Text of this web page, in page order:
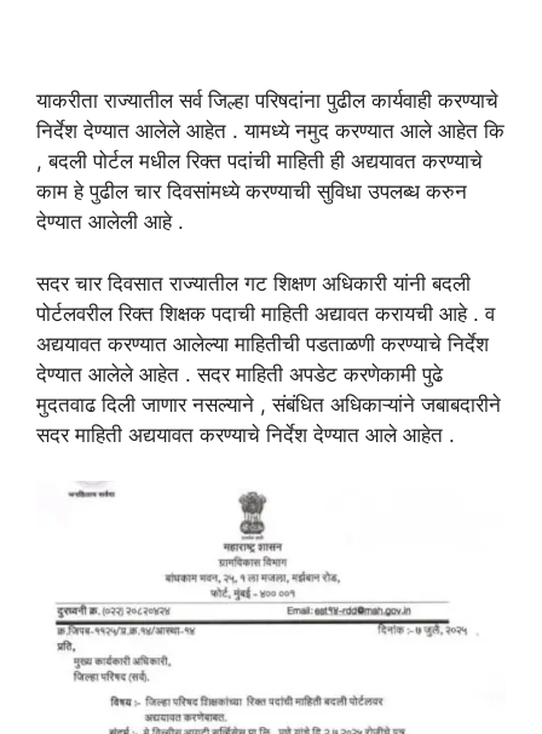
याकरीता राज्यातील सर्व जिल्हा परिषदांना पुढील कार्यवाही करण्याचे
निर्देश देण्यात आलेले आहेत . यामध्ये नमुद करण्यात आले आहेत कि
, बदली पोर्टल मधील रिक्त पदांची माहिती ही अद्ययावत करण्याचे
काम हे पुढील चार दिवसांमध्ये करण्याची सुविधा उपलब्ध करुन
देण्यात आलेली आहे .
सदर चार दिवसात राज्यातील गट शिक्षण अधिकारी यांनी बदली
पोर्टलवरील रिक्त शिक्षक पदाची माहिती अद्यावत करायची आहे . व
अद्ययावत करण्यात आलेल्या माहितीची पडताळणी करण्याचे निर्देश
देण्यात आलेले आहेत . सदर माहिती अपडेट करणेकामी पुढे
मुदतवाढ दिली जाणार नसल्याने , संबंधित अधिकाऱ्यांने जबाबदारीने
सदर माहिती अद्ययावत करण्याचे निर्देश देण्यात आले आहेत .